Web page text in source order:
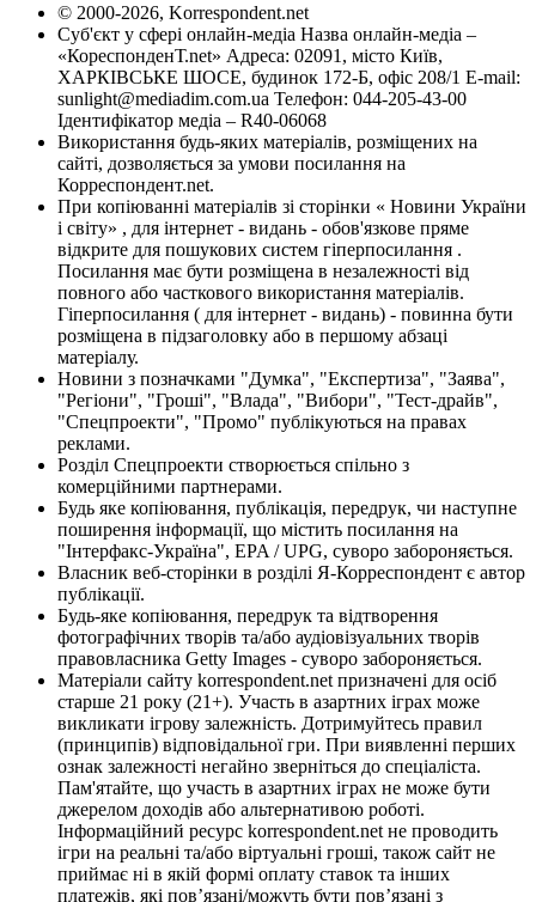
© 2000-2026, Korrespondent.net
Суб'єкт у сфері онлайн-медіа Назва онлайн-медіа –
«КореспонденТ.net» Адреса: 02091, місто Київ,
ХАРКІВСЬКЕ ШОСЕ, будинок 172-Б, офіс 208/1 E-mail:
sunlight@mediadim.com.ua Телефон: 044-205-43-00
Ідентифікатор медіа – R40-06068
Використання будь-яких матеріалів, розміщених на
сайті, дозволяється за умови посилання на
Корреспондент.net.
При копіюванні матеріалів зі сторінки « Новини України
і світу» , для інтернет - видань - обов'язкове пряме
відкрите для пошукових систем гіперпосилання .
Посилання має бути розміщена в незалежності від
повного або часткового використання матеріалів.
Гіперпосилання ( для інтернет - видань) - повинна бути
розміщена в підзаголовку або в першому абзаці
матеріалу.
Новини з позначками "Думка", "Експертиза", "Заява",
"Регіони", "Гроші", "Влада", "Вибори", "Тест-драйв",
"Спецпроекти", "Промо" публікуються на правах
реклами.
Розділ Спецпроекти створюється спільно з
комерційними партнерами.
Будь яке копіювання, публікація, передрук, чи наступне
поширення інформації, що містить посилання на
"Інтерфакс-Україна", EPA / UPG, суворо забороняється.
Власник веб-сторінки в розділі Я-Корреспондент є автор
публікації.
Будь-яке копіювання, передрук та відтворення
фотографічних творів та/або аудіовізуальних творів
правовласника Getty Images - суворо забороняється.
Матеріали сайту korrespondent.net призначені для осіб
старше 21 року (21+). Участь в азартних іграх може
викликати ігрову залежність. Дотримуйтесь правил
(принципів) відповідальної гри. При виявленні перших
ознак залежності негайно зверніться до спеціаліста.
Пам'ятайте, що участь в азартних іграх не може бути
джерелом доходів або альтернативою роботі.
Інформаційний ресурс korrespondent.net не проводить
ігри на реальні та/або віртуальні гроші, також сайт не
приймає ні в якій формі оплату ставок та інших
платежів, які пов’язані/можуть бути пов’язані з